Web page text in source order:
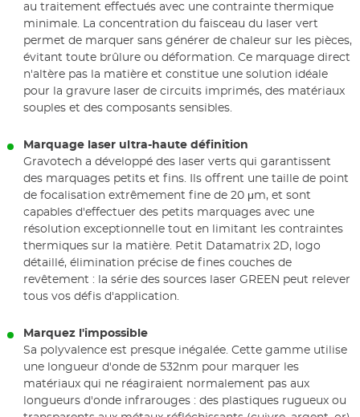
au traitement effectués avec une contrainte thermique
minimale. La concentration du faisceau du laser vert
permet de marquer sans générer de chaleur sur les pièces,
évitant toute brûlure ou déformation. Ce marquage direct
n'altère pas la matière et constitue une solution idéale
pour la gravure laser de circuits imprimés, des matériaux
souples et des composants sensibles.
Marquage laser ultra-haute définition
Gravotech a développé des laser verts qui garantissent
des marquages petits et fins. Ils offrent une taille de point
de focalisation extrêmement fine de 20 μm, et sont
capables d'effectuer des petits marquages avec une
résolution exceptionnelle tout en limitant les contraintes
thermiques sur la matière. Petit Datamatrix 2D, logo
détaillé, élimination précise de fines couches de
revêtement : la série des sources laser GREEN peut relever
tous vos défis d'application.
Marquez l'impossible
Sa polyvalence est presque inégalée. Cette gamme utilise
une longueur d'onde de 532nm pour marquer les
matériaux qui ne réagiraient normalement pas aux
longueurs d'onde infrarouges : des plastiques rugueux ou